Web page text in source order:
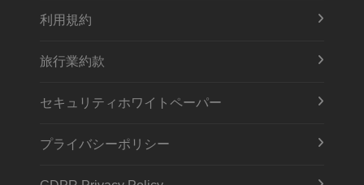
利用規約
旅行業約款
セキュリティホワイトペーパー
プライバシーポリシー